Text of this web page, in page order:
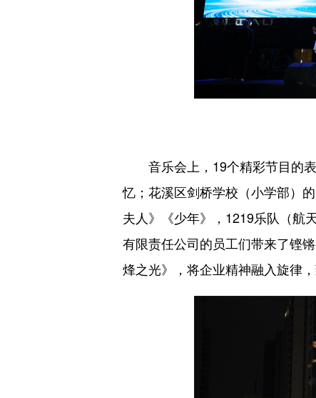
音乐会上，19个精彩节目的表
忆；花溪区剑桥学校（小学部）
夫人》《少年》，1219乐队（航
有限责任公司的员工们带来了铿
烽之光》，将企业精神融入旋律